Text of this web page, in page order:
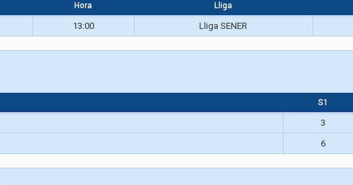
Hora Lliga
13:00 Lliga SENER
S1
3
6